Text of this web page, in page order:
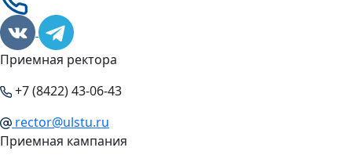
Приемная ректора
+7 (8422) 43-06-43
rector@ulstu.ru
Приемная кампания